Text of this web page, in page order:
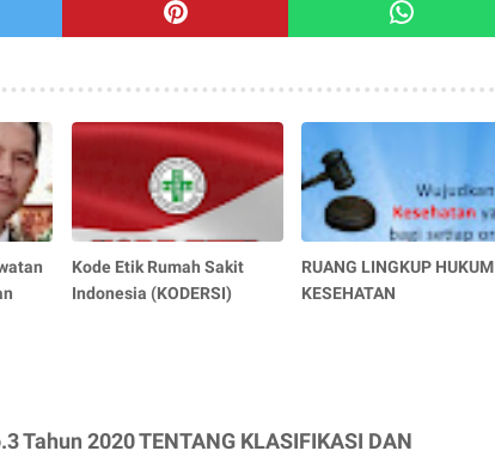
Kode Etik Rumah Sakit
Indonesia (KODERSI)
RUANG LINGKUP HUKUM
KESEHATAN
2020 TENTANG KLASIFIKASI DAN